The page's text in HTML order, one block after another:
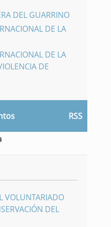
DEL GUARRINO
DE LA
DE LA
DE
RSS
VOLUNTARIADO
DEL